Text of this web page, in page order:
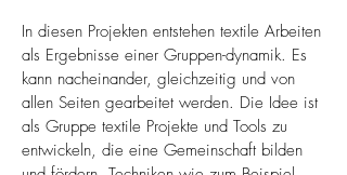
In diesen Projekten entstehen textile Arbeiten
als Ergebnisse einer Gruppen-dynamik. Es
kann nacheinander, gleichzeitig und von
allen Seiten gearbeitet werden. Die Idee ist
als Gruppe textile Projekte und Tools zu
entwickeln, die eine Gemeinschaft bilden